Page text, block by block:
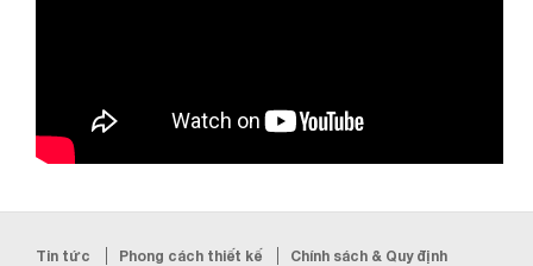
Tin tức Phong cách thiết kế
Chính sách & Quy định